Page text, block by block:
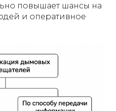
повышает шансы на
и оперативное